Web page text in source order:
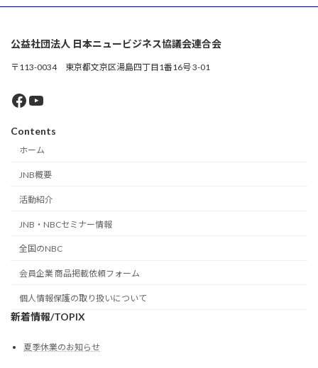
公益社団法人 日本ニュービジネス協議会連合会
〒113-0034 東京都文京区湯島四丁目1番16号 3-01
Facebook
YouTube
Contents
ホーム
JNB概要
活動紹介
JNB・NBCセミナー情報
全国のNBC
会員企業 商品掲載依頼フォーム
個人情報保護の取り扱いについて
新着情報/TOPIX
夏季休業のお知らせ